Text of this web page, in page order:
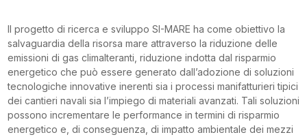
Il progetto di ricerca e sviluppo SI-MARE ha come obiettivo la
salvaguardia della risorsa mare attraverso la riduzione delle
emissioni di gas climalteranti, riduzione indotta dal risparmio
energetico che può essere generato dall’adozione di soluzioni
tecnologiche innovative inerenti sia i processi manifatturieri tipici
dei cantieri navali sia l’impiego di materiali avanzati. Tali soluzioni
possono incrementare le performance in termini di risparmio
energetico e, di conseguenza, di impatto ambientale dei mezzi